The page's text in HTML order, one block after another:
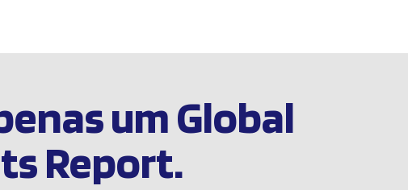
um Global
Report.